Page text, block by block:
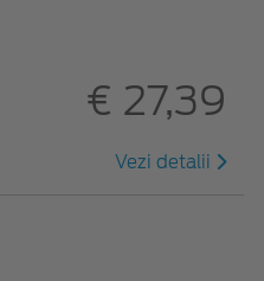
€ 27,39
Vezi detalii